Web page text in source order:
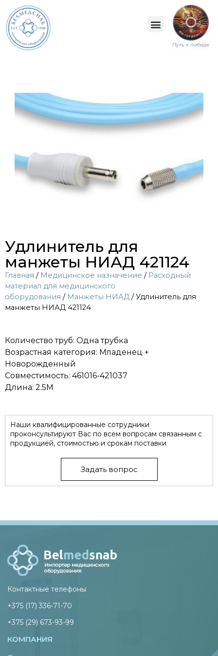
Путь к победе
Удлинитель для
манжеты НИАД 421124
Главная / Медицинское назначение / Расходный
материал для медицинского
оборудования / Манжеты НИАД / Удлинитель для
манжеты НИАД 421124
Количество труб: Одна трубка
Возрастная категория: Младенец +
Новорожденный
Совместимость: 461016-421037
Длина: 2.5M
Наши квалифицированные сотрудники
проконсультируют Вас по всем вопросам связанным с
продукцией, стоимостью и срокам поставки
Задать вопрос
Контактные телефоны
+375 (17) 336-71-70
+375 (29) 673-93-99
КОМПАНИЯ